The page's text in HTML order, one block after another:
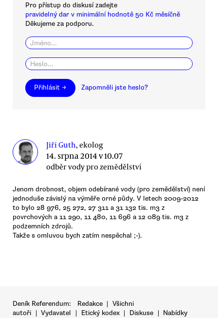
Pro přístup do diskusí zadejte
pravidelný dar v minimální hodnotě 50 Kč měsíčně
Děkujeme za podporu.
Přihlásit → Zapomněli jste heslo?
Jiří Guth, ekolog
14. srpna 2014 v 10.07
odběr vody pro zemědělství
Jenom drobnost, objem odebírané vody (pro zemědělství) není
jednoduše závislý na výměře orné půdy. V letech 2009-2012
to bylo 28 976, 25 272, 27 311 a 31 132 tis. m3 z
povrchových a 11 290, 11 480, 11 696 a 12 089 tis. m3 z
podzemních zdrojů.
Takže s omluvou bych zatím nespěchal ;-).
Deník Referendum: Redakce | Všichni
autoři | Vydavatel | Etický kodex | Diskuse | Nabídky